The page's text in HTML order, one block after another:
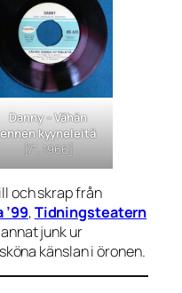
Danny –Vähän
ennen kyyneleitä
[7″, 1966]
och skrap från
,Tidningsteatern
junk ur
känslan i öronen.